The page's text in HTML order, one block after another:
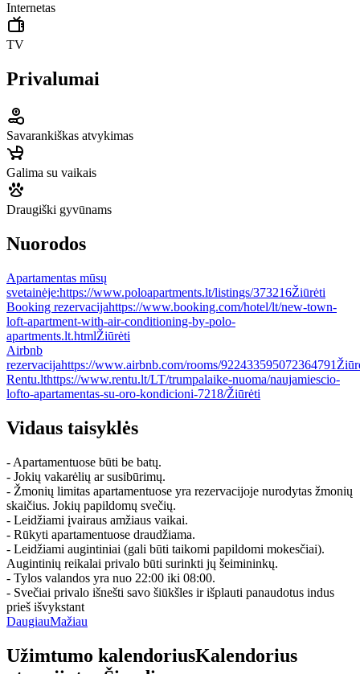
Internetas
TV
Privalumai
Savarankiškas atvykimas
Galima su vaikais
Draugiški gyvūnams
Nuorodos
Apartamentas mūsų
svetainėje:https://www.poloapartments.lt/listings/373216Žiūrėti
Booking rezervacijahttps://www.booking.com/hotel/lt/new-town-
loft-apartment-with-air-conditioning-by-polo-
apartments.lt.htmlŽiūrėti
Airbnb
rezervacijahttps://www.airbnb.com/rooms/922433595072364791
Rentu.lthttps://www.rentu.lt/LT/trumpalaike-nuoma/naujamiescio-
lofto-apartamentas-su-oro-kondicioni-7218/Žiūrėti
Vidaus taisyklės
- Apartamentuose būti be batų.
- Jokių vakarėlių ar susibūrimų.
- Žmonių limitas apartamentuose yra rezervacijoje nurodytas žmonių
skaičius. Jokių papildomų svečių.
- Leidžiami įvairaus amžiaus vaikai.
- Rūkyti apartamentuose draudžiama.
- Leidžiami augintiniai (gali būti taikomi papildomi mokesčiai).
Augintinių reikalai privalo būti surinkti jų šeimininkų.
- Tylos valandos yra nuo 22:00 iki 08:00.
- Svečiai privalo išnešti savo šiūkšles ir išplauti panaudotus indus
prieš išvykstant
DaugiauMažiau
Užimtumo kalendoriusKalendorius